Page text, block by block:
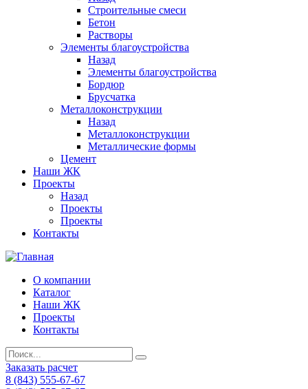
Строительные смеси
Бетон
Растворы
Элементы благоустройства
Назад
Элементы благоустройства
Бордюр
Брусчатка
Металлоконструкции
Назад
Металлоконструкции
Металлические формы
Цемент
Наши ЖК
Проекты
Назад
Проекты
Проекты
Контакты
О компании
Каталог
Наши ЖК
Проекты
Контакты
Заказать расчет
8 (843) 555-67-67